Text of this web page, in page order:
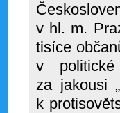
v hl. m.
tisíce
v politické
za jakousi
k